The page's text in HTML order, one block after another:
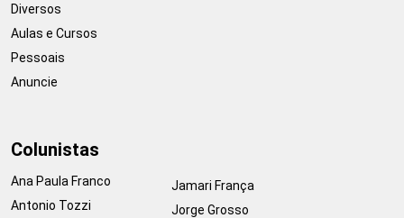
Diversos
Aulas e Cursos
Pessoais
Anuncie
Colunistas
Ana Paula Franco
Antonio Tozzi
Jamari França
Jorge Grosso